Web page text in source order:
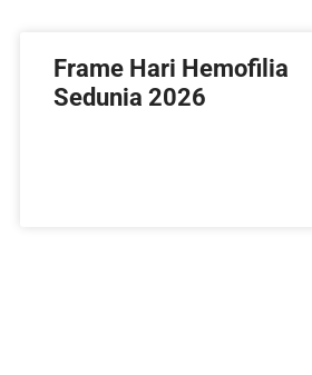
Frame Hari Hemofilia
Sedunia 2026